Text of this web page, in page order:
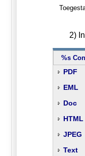
2)
%s
PDF
EML
Doc
HTML
JPEG
Text